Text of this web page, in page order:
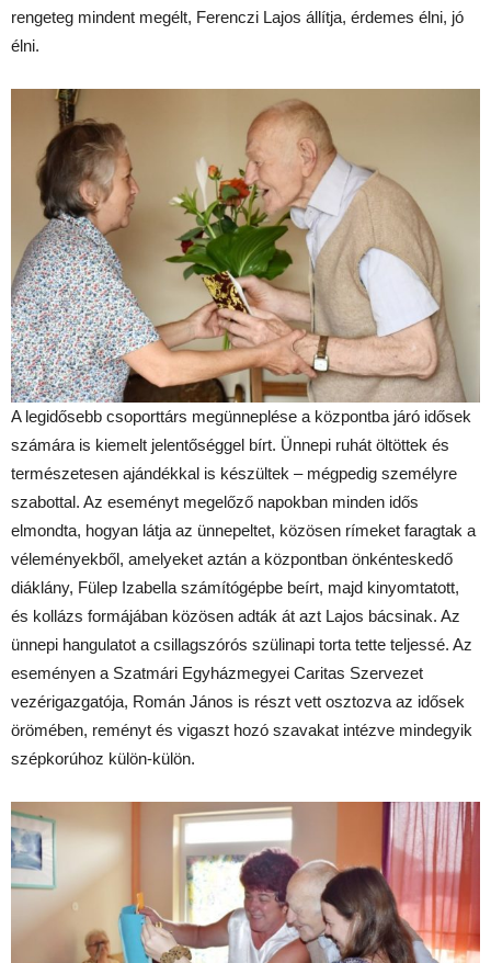
rengeteg mindent megélt, Ferenczi Lajos állítja, érdemes élni, jó
élni.
A legidősebb csoporttárs megünneplése a központba járó idősek
számára is kiemelt jelentőséggel bírt. Ünnepi ruhát öltöttek és
természetesen ajándékkal is készültek – mégpedig személyre
szabottal. Az eseményt megelőző napokban minden idős
elmondta, hogyan látja az ünnepeltet, közösen rímeket faragtak a
véleményekből, amelyeket aztán a központban önkénteskedő
diáklány, Fülep Izabella számítógépbe beírt, majd kinyomtatott,
és kollázs formájában közösen adták át azt Lajos bácsinak. Az
ünnepi hangulatot a csillagszórós szülinapi torta tette teljessé. Az
eseményen a Szatmári Egyházmegyei Caritas Szervezet
vezérigazgatója, Román János is részt vett osztozva az idősek
örömében, reményt és vigaszt hozó szavakat intézve mindegyik
szépkorúhoz külön-külön.